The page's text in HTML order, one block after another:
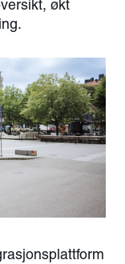
økt